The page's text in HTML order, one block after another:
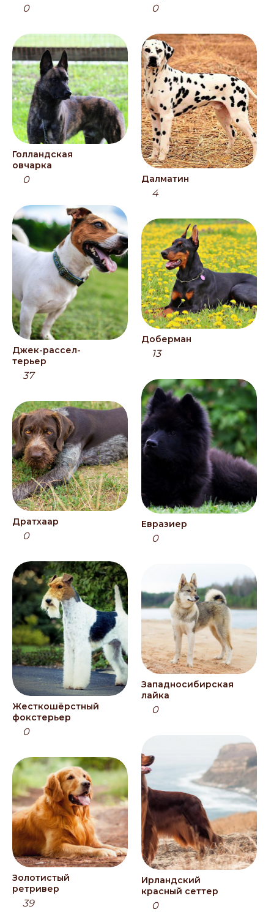
0
Голландская
овчарка
0
Джек-рассел-
терьер
37
Дратхаар
0
Жесткошёрстный
фокстерьер
0
Золотистый
ретривер
39
0
Далматин
4
Доберман
13
Евразиер
0
Западносибирская
лайка
0
Ирландский
красный сеттер
0